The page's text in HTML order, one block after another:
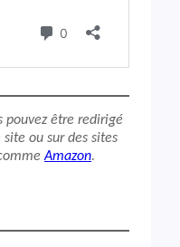
pouvez être redirigé
site ou sur des sites
Amazon.